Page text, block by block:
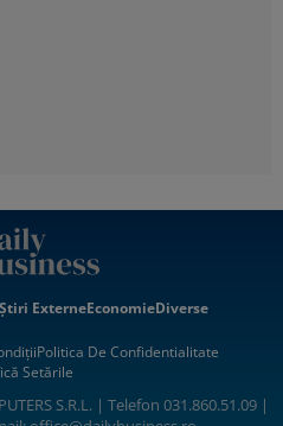
Știri ExterneEconomieDiverse
Politica De Confidentialitate
Setările
S.R.L. | Telefon 031.860.51.09 |